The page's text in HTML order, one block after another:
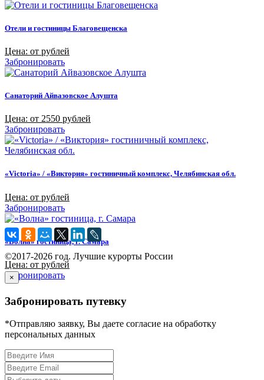
Отели и гостиницы Благовещенска
Цена: от рублей
Забронировать
Санаторий Айвазовское Алушта
Цена: от 2550 рублей
Забронировать
«Victoria» / «Виктория» гостиничный комплекс, Челябинская обл.
Цена: от рублей
Забронировать
«Волна» гостиница, г. Самара
Цена: от рублей
Забронировать
©2017-2026 год. Лучшие курорты России
×
Забронировать путевку
*Отправляю заявку, Вы даете согласие на обработку
персональных данных